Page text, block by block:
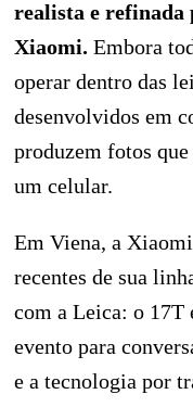
realista e refinada
Xiaomi. Embora
operar dentro das
desenvolvidos em
produzem fotos
um celular.
Em Viena, a
recentes de sua
com a Leica: o 17T
evento para
e a tecnologia por